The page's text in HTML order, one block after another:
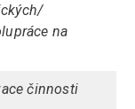
na
činnosti